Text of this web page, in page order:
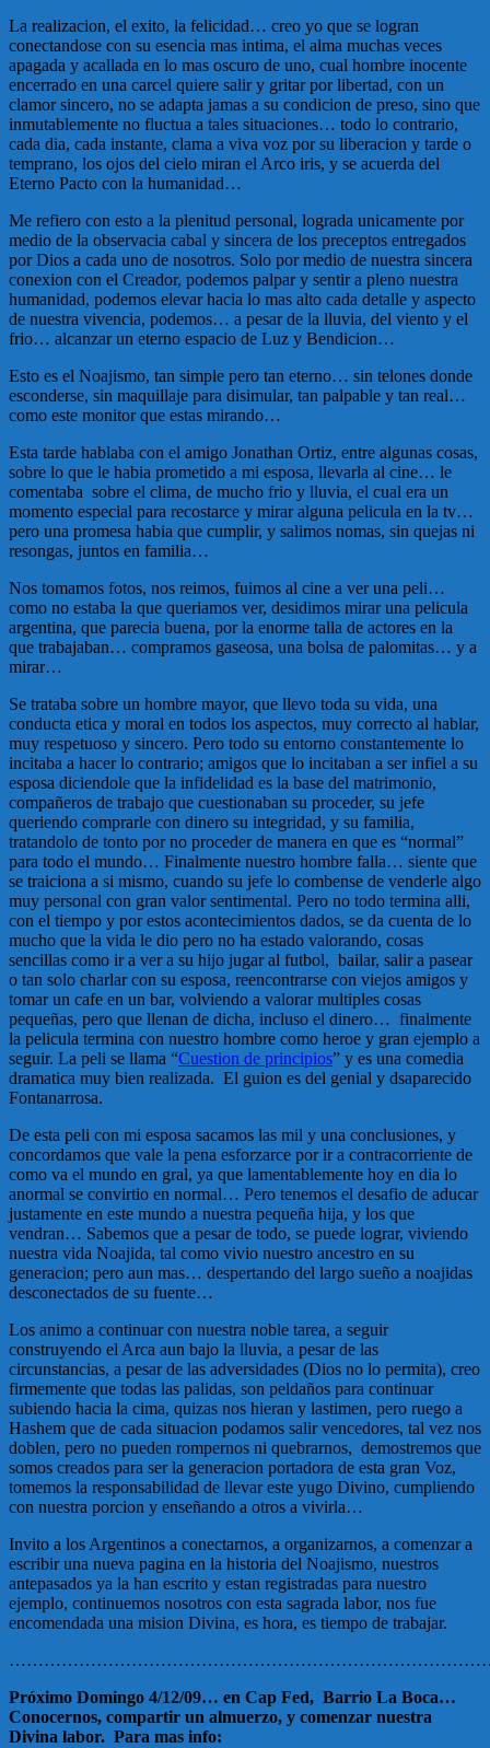
La realizacion, el exito, la felicidad… creo yo que se logran
conectandose con su esencia mas intima, el alma muchas veces
apagada y acallada en lo mas oscuro de uno, cual hombre inocente
encerrado en una carcel quiere salir y gritar por libertad, con un
clamor sincero, no se adapta jamas a su condicion de preso, sino que
inmutablemente no fluctua a tales situaciones… todo lo contrario,
cada dia, cada instante, clama a viva voz por su liberacion y tarde o
temprano, los ojos del cielo miran el Arco iris, y se acuerda del
Eterno Pacto con la humanidad…
Me refiero con esto a la plenitud personal, lograda unicamente por
medio de la observacia cabal y sincera de los preceptos entregados
por Dios a cada uno de nosotros. Solo por medio de nuestra sincera
conexion con el Creador, podemos palpar y sentir a pleno nuestra
humanidad, podemos elevar hacia lo mas alto cada detalle y aspecto
de nuestra vivencia, podemos… a pesar de la lluvia, del viento y el
frio… alcanzar un eterno espacio de Luz y Bendicion…
Esto es el Noajismo, tan simple pero tan eterno… sin telones donde
esconderse, sin maquillaje para disimular, tan palpable y tan real…
como este monitor que estas mirando…
Esta tarde hablaba con el amigo Jonathan Ortiz, entre algunas cosas,
sobre lo que le habia prometido a mi esposa, llevarla al cine… le
comentaba sobre el clima, de mucho frio y lluvia, el cual era un
momento especial para recostarce y mirar alguna pelicula en la tv…
pero una promesa habia que cumplir, y salimos nomas, sin quejas ni
resongas, juntos en familia…
Nos tomamos fotos, nos reimos, fuimos al cine a ver una peli…
como no estaba la que queriamos ver, desidimos mirar una pelicula
argentina, que parecia buena, por la enorme talla de actores en la
que trabajaban… compramos gaseosa, una bolsa de palomitas… y a
mirar…
Se trataba sobre un hombre mayor, que llevo toda su vida, una
conducta etica y moral en todos los aspectos, muy correcto al hablar,
muy respetuoso y sincero. Pero todo su entorno constantemente lo
incitaba a hacer lo contrario; amigos que lo incitaban a ser infiel a su
esposa diciendole que la infidelidad es la base del matrimonio,
compañeros de trabajo que cuestionaban su proceder, su jefe
queriendo comprarle con dinero su integridad, y su familia,
tratandolo de tonto por no proceder de manera en que es “normal”
para todo el mundo… Finalmente nuestro hombre falla… siente que
se traiciona a si mismo, cuando su jefe lo combense de venderle algo
muy personal con gran valor sentimental. Pero no todo termina alli,
con el tiempo y por estos acontecimientos dados, se da cuenta de lo
mucho que la vida le dio pero no ha estado valorando, cosas
sencillas como ir a ver a su hijo jugar al futbol, bailar, salir a pasear
o tan solo charlar con su esposa, reencontrarse con viejos amigos y
tomar un cafe en un bar, volviendo a valorar multiples cosas
pequeñas, pero que llenan de dicha, incluso el dinero… finalmente
la pelicula termina con nuestro hombre como heroe y gran ejemplo a
seguir. La peli se llama “Cuestion de principios” y es una comedia
dramatica muy bien realizada. El guion es del genial y dsaparecido
Fontanarrosa.
De esta peli con mi esposa sacamos las mil y una conclusiones, y
concordamos que vale la pena esforzarce por ir a contracorriente de
como va el mundo en gral, ya que lamentablemente hoy en dia lo
anormal se convirtio en normal… Pero tenemos el desafio de aducar
justamente en este mundo a nuestra pequeña hija, y los que
vendran… Sabemos que a pesar de todo, se puede lograr, viviendo
nuestra vida Noajida, tal como vivio nuestro ancestro en su
generacion; pero aun mas… despertando del largo sueño a noajidas
desconectados de su fuente…
Los animo a continuar con nuestra noble tarea, a seguir
construyendo el Arca aun bajo la lluvia, a pesar de las
circunstancias, a pesar de las adversidades (Dios no lo permita), creo
firmemente que todas las palidas, son peldaños para continuar
subiendo hacia la cima, quizas nos hieran y lastimen, pero ruego a
Hashem que de cada situacion podamos salir vencedores, tal vez nos
doblen, pero no pueden rompernos ni quebrarnos, demostremos que
somos creados para ser la generacion portadora de esta gran Voz,
tomemos la responsabilidad de llevar este yugo Divino, cumpliendo
con nuestra porcion y enseñando a otros a vivirla…
Invito a los Argentinos a conectarnos, a organizarnos, a comenzar a
escribir una nueva pagina en la historia del Noajismo, nuestros
antepasados ya la han escrito y estan registradas para nuestro
ejemplo, continuemos nosotros con esta sagrada labor, nos fue
encomendada una mision Divina, es hora, es tiempo de trabajar.
Próximo Domingo 4/12/09… en Cap Fed, Barrio La Boca…
Conocernos, compartir un almuerzo, y comenzar nuestra
Divina labor. Para mas info: